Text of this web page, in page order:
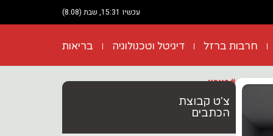
עכשיו 15:31, שבת (8.08)
חרבות ברזל דיגיטל וטכנולוגיה בריאות
#בארץ
צ'ט קבוצת
הכתבים